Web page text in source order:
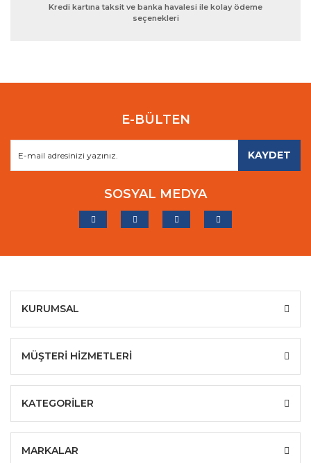
Kredi kartına taksit ve banka havalesi ile kolay ödeme
seçenekleri
E-BÜLTEN
KAYDET
SOSYAL MEDYA
KURUMSAL
MÜŞTERİ HİZMETLERİ
KATEGORİLER
MARKALAR